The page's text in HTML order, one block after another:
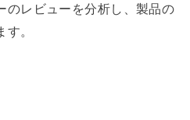
のレビューを分析し、製品の
。